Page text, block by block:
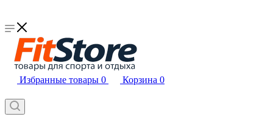
Избранные товары 0 Корзина 0